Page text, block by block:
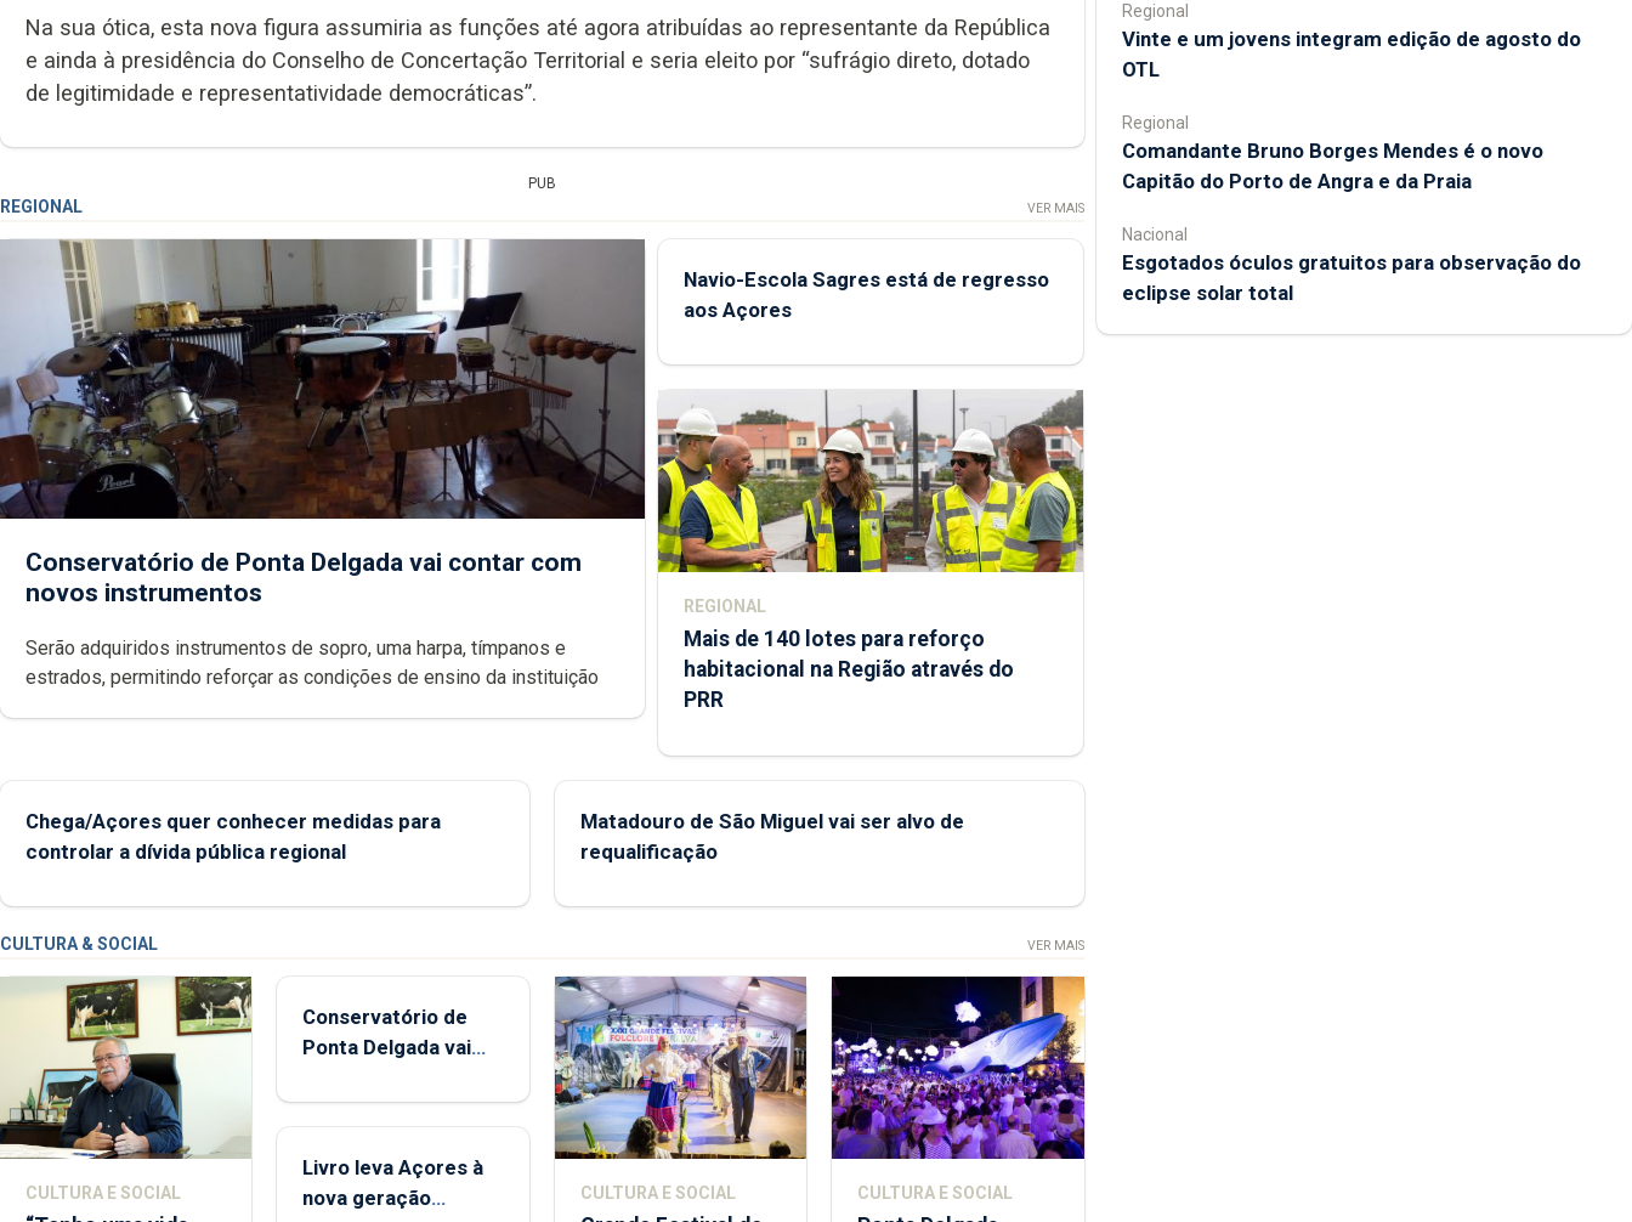
Na sua ótica, esta nova figura assumiria as funções até agora atribuídas ao representante da República
e ainda à presidência do Conselho de Concertação Territorial e seria eleito por “sufrágio direto, dotado
de legitimidade e representatividade democráticas”.
PUB
REGIONAL VER MAIS
Conservatório de Ponta Delgada vai contar com
novos instrumentos
Serão adquiridos instrumentos de sopro, uma harpa, tímpanos e
estrados, permitindo reforçar as condições de ensino da instituição
Navio-Escola Sagres está de regresso
aos Açores
REGIONAL
Mais de 140 lotes para reforço
habitacional na Região através do
PRR
Chega/Açores quer conhecer medidas para
controlar a dívida pública regional
Matadouro de São Miguel vai ser alvo de
requalificação
CULTURA & SOCIAL VER MAIS
CULTURA E SOCIAL
Conservatório de
Ponta Delgada vai
instrumentos
Livro leva Açores à
nova geração
CULTURA E SOCIAL CULTURA E SOCIAL
Regional
Vinte e um jovens integram edição de agosto do
OTL
Regional
Comandante Bruno Borges Mendes é o novo
Capitão do Porto de Angra e da Praia
Nacional
Esgotados óculos gratuitos para observação do
eclipse solar total